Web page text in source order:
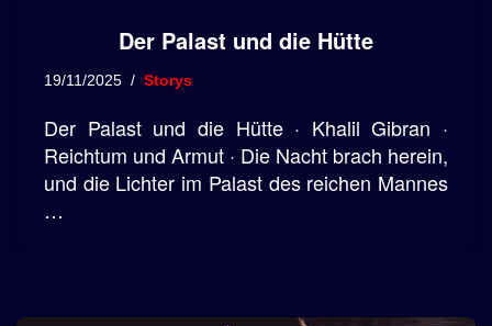
Der Palast und die Hütte
19/11/2025 Storys
Der Palast und die Hütte · Khalil Gibran ·
Reichtum und Armut · Die Nacht brach herein,
und die Lichter im Palast des reichen Mannes
…